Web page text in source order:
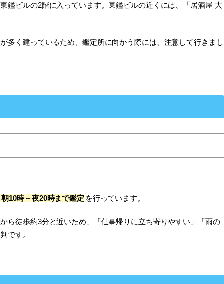
鑑ビルの2階に入っています。東鑑ビルの近くには、「居酒屋 大
多く建っているため、鑑定所に向かう際には、注意して行きまし
10時～夜20時まで鑑定 を行っています。
ら徒歩約3分と近いため、「仕事帰りに立ち寄りやすい」「雨の
です。